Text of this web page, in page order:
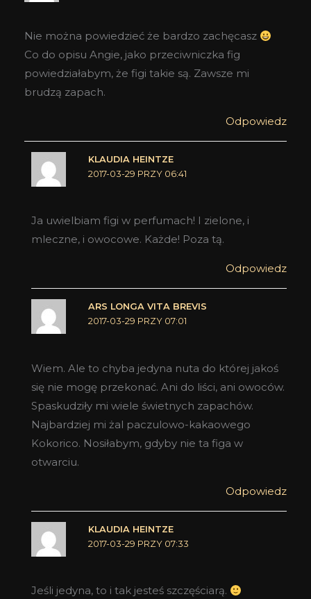
Nie można powiedzieć że bardzo zachęcasz
Co do opisu Angie, jako przeciwniczka fig
powiedziałabym, że figi takie są. Zawsze mi
brudzą zapach.
Odpowiedz
KLAUDIA HEINTZE
2017-03-29 PRZY 06:41
Ja uwielbiam figi w perfumach! I zielone, i
mleczne, i owocowe. Każde! Poza tą.
Odpowiedz
ARS LONGA VITA BREVIS
2017-03-29 PRZY 07:01
Wiem. Ale to chyba jedyna nuta do której jakoś
się nie mogę przekonać. Ani do liści, ani owoców.
Spaskudziły mi wiele świetnych zapachów.
Najbardziej mi żal paczulowo-kakaowego
Kokorico. Nosiłabym, gdyby nie ta figa w
otwarciu.
Odpowiedz
KLAUDIA HEINTZE
2017-03-29 PRZY 07:33
Jeśli jedyna, to i tak jesteś szczęściarą.